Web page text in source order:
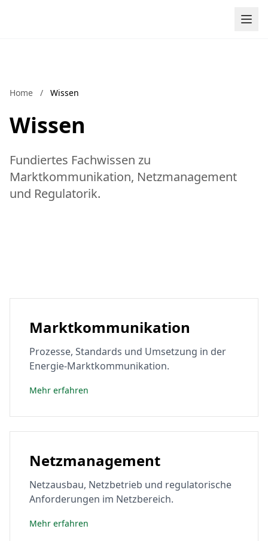
Home / Wissen
Wissen
Fundiertes Fachwissen zu
Marktkommunikation, Netzmanagement
und Regulatorik.
Marktkommunikation
Prozesse, Standards und Umsetzung in der
Energie-Marktkommunikation.
Mehr erfahren
Netzmanagement
Netzausbau, Netzbetrieb und regulatorische
Anforderungen im Netzbereich.
Mehr erfahren